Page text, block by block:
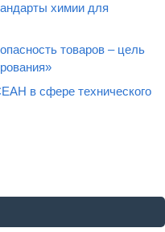
химии для
товаров – цель
в сфере технического